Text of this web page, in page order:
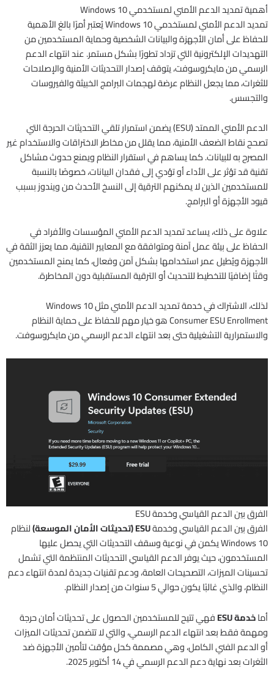
أهمية تمديد الدعم الأمني لمستخدمي Windows 10
تمديد الدعم الأمني لمستخدمي Windows 10 يُعتبر أمرًا بالغ الأهمية
للحفاظ على أمان الأجهزة والبيانات الشخصية وحماية المستخدمين من
التهديدات الإلكترونية التي تزداد تطورًا بشكل مستمر. عند انتهاء الدعم
الرسمي من مايكروسوفت، يتوقف إصدار التحديثات الأمنية والإصلاحات
للثغرات، مما يجعل النظام عرضة لهجمات البرامج الخبيثة والفيروسات
والتجسس.
الدعم الأمني الممتد (ESU) يضمن استمرار تلقي التحديثات الحرجة التي
تصحح نقاط الضعف الأمنية، مما يقلل من مخاطر الاختراقات والاستخدام غير
المصرح به للبيانات. كما يساهم في استقرار النظام ويمنع حدوث مشاكل
تقنية قد تؤثر على الأداء أو تؤدي إلى فقدان البيانات، خصوصًا بالنسبة
للمستخدمين الذين لا يمكنهم الترقية إلى النسخ الأحدث من ويندوز بسبب
قيود الأجهزة أو البرامج.
علاوة على ذلك، يساعد تمديد الدعم الأمني المؤسسات والأفراد في
الحفاظ على بيئة عمل آمنة ومتوافقة مع المعايير التقنية، مما يعزز الثقة في
الأجهزة ويُطيل عمر استخدامها بشكل آمن وفعال، كما يمنح المستخدمين
وقتًا إضافيًا للتخطيط للتحديث أو الترقية المستقبلية دون المخاطرة.
لذلك، الاشتراك في خدمة تمديد الدعم الأمني مثل Windows 10
Consumer ESU Enrollment هو خيار مهم للحفاظ على حماية النظام
والاستمرارية التشغيلية حتى بعد انتهاء الدعم الرسمي من مايكروسوفت.​
الفرق بين الدعم القياسي وخدمة ESU
الفرق بين الدعم القياسي وخدمةESU (تحديثات الأمان الموسعة)
لنظام
Windows 10 يكمن في نوعية وسقف التحديثات التي يحصل عليها
المستخدمون، حيث يوفر الدعم القياسي التحديثات المنتظمة التي تشمل
تحسينات الميزات، التصحيحات العامة، ودعم تقنيات جديدة لمدة انتهاء دعم
النظام، والذي غالبًا يكون حوالي 5 سنوات من إصدار النظام.​
أماخدمة ESU
فهي تتيح للمستخدمين الحصول على تحديثات أمان حرجة
ومهمة فقط بعد انتهاء الدعم الرسمي، والتي لا تتضمن تحديثات الميزات
أو الدعم الفني الكامل، وهي مصممة كحل مؤقت لتأمين الأجهزة ضد
الثغرات بعد نهاية دعم الدعم الرسمي في 14 أكتوبر 2025.​